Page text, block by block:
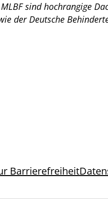
sind hochrangige
der Deutsche
Barrierefreiheit